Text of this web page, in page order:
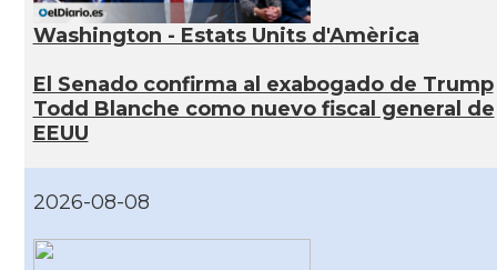
Washington - Estats Units d'Amèrica
El Senado confirma al exabogado de Trump
Todd Blanche como nuevo fiscal general de
EEUU
2026-08-08